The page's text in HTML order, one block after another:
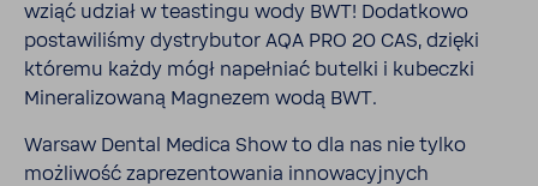
wziąć udział w teastingu wody BWT! Dodat­kowo
posta­wi­liśmy dystry­butor AQA PRO 20 CAS, dzięki
któremu każdy mógł napeł­niać butelki i kubeczki
Mine­ra­li­zo­waną Magnezem wodą BWT.
Warsaw Dental Medica Show to dla nas nie tylko
możli­wość zapre­zen­to­wania inno­wa­cyj­nych